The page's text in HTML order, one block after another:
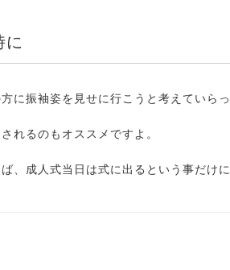
に
に振袖姿を見せに行こうと考えていら
れるのもオススメですよ。
、成人式当日は式に出るという事だけ